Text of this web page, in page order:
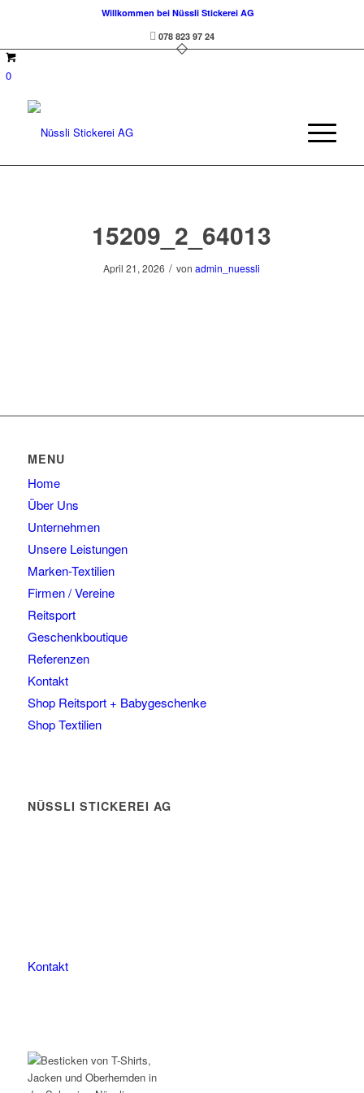
Willkommen bei Nüssli Stickerei AG
078 823 97 24
0
15209_2_64013
April 21, 2026 / vonadmin_nuessli
MENU
Home
Über Uns
Unternehmen
Unsere Leistungen
Marken-Textilien
Firmen / Vereine
Reitsport
Geschenkboutique
Referenzen
Kontakt
Shop Reitsport + Babygeschenke
Shop Textilien
NÜSSLI STICKEREI AG
Kontakt